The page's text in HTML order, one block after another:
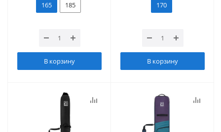
165 185
В корзину
170
В корзину